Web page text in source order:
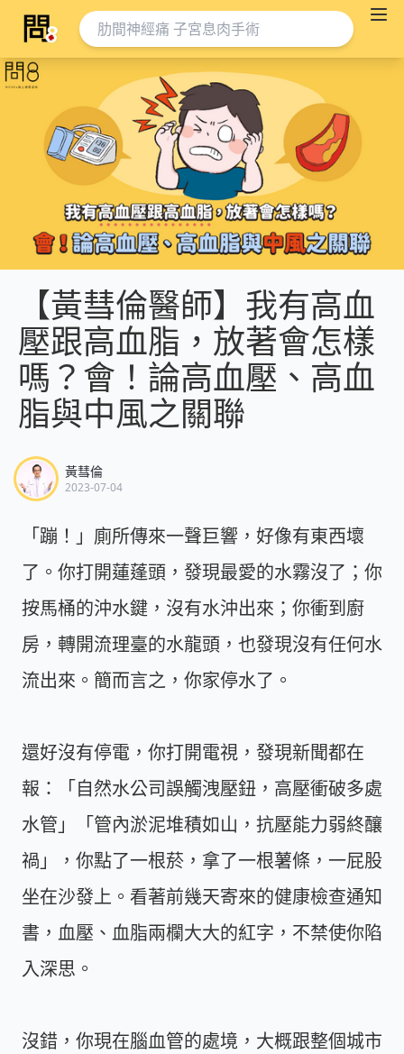
【黃彗倫醫師】我有高血
壓跟高血脂，放著會怎樣
嗎？會！論高血壓、高血
脂與中風之關聯
黃彗倫
2023-07-04
「蹦！」廁所傳來一聲巨響，好像有東西壞
了。你打開蓮蓬頭，發現最愛的水霧沒了；你
按馬桶的沖水鍵，沒有水沖出來；你衝到廚
房，轉開流理臺的水龍頭，也發現沒有任何水
流出來。簡而言之，你家停水了。
還好沒有停電，你打開電視，發現新聞都在
報：「自然水公司誤觸洩壓鈕，高壓衝破多處
水管」「管內淤泥堆積如山，抗壓能力弱終釀
禍」，你點了一根菸，拿了一根薯條，一屁股
坐在沙發上。看著前幾天寄來的健康檢查通知
書，血壓、血脂兩欄大大的紅字，不禁使你陷
入深思。
沒錯，你現在腦血管的處境，大概跟整個城市